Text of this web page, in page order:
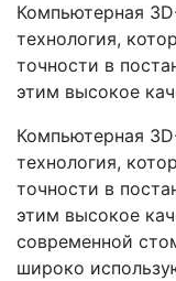
Компьютерная
технология,
точности в
этим высокое
Компьютерная
технология,
точности в
этим высокое
современной
широко